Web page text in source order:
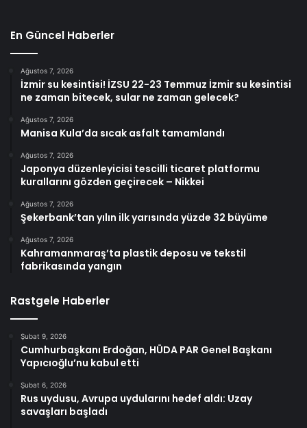
En Güncel Haberler
Ağustos 7, 2026
İzmir su kesintisi! İZSU 22-23 Temmuz İzmir su kesintisi
ne zaman bitecek, sular ne zaman gelecek?
Ağustos 7, 2026
Manisa Kula’da sıcak asfalt tamamlandı
Ağustos 7, 2026
Japonya düzenleyicisi tescilli ticaret platformu
kurallarını gözden geçirecek – Nikkei
Ağustos 7, 2026
Şekerbank’tan yılın ilk yarısında yüzde 32 büyüme
Ağustos 7, 2026
Kahramanmaraş’ta plastik deposu ve tekstil
fabrikasında yangın
Rastgele Haberler
Şubat 9, 2026
Cumhurbaşkanı Erdoğan, HÜDA PAR Genel Başkanı
Yapıcıoğlu’nu kabul etti
Şubat 6, 2026
Rus uydusu, Avrupa uydularını hedef aldı: Uzay
savaşları başladı